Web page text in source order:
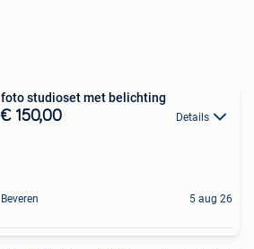
foto studioset met belichting
€ 150,00 Details
Beveren 5 aug 26